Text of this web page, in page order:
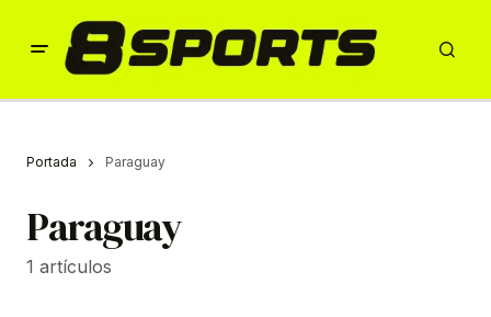
Portada Paraguay
Paraguay
1 artículos